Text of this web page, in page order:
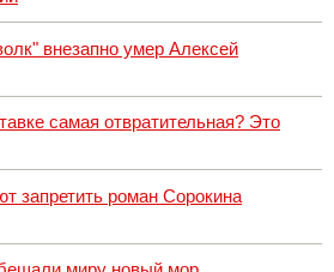
внезапно умер Алексей
самая отвратительная? Это
запретить роман Сорокина